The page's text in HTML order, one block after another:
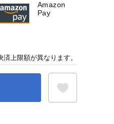
Amazon
Pay
上限額が異なります。